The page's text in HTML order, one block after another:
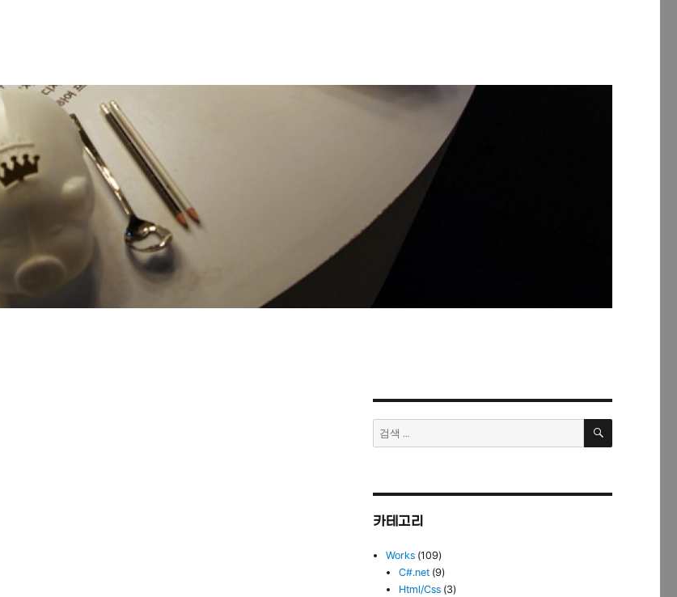
검
색:
검
카테고리
Works (109)
C#.net (9)
Html/Css (3)